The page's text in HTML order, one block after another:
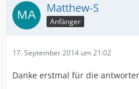
Matthew-S
Anfänger
17. September 2014 um 21:02
Danke erstmal für die